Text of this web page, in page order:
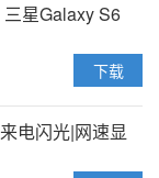
星Galaxy S6
下载
电闪光|网速显